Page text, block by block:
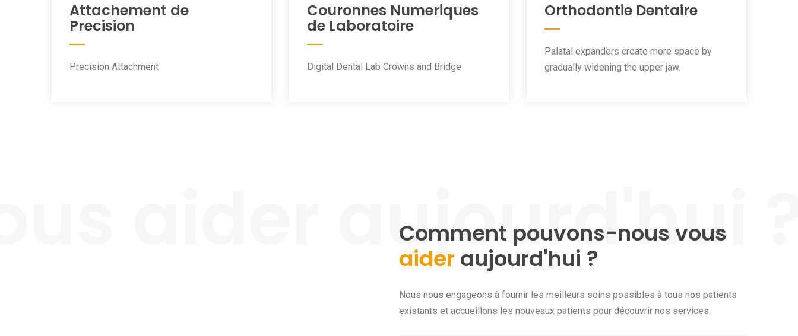
Attachement de
Precision
Precision Attachment
Couronnes Numeriques
de Laboratoire
Digital Dental Lab Crowns and Bridge
Orthodontie Dentaire
Palatal expanders create more space by
gradually widening the upper jaw.
Comment pouvons-nous vous
aider aujourd'hui ?
Nous nous engageons à fournir les meilleurs soins possibles à tous nos patients
existants et accueillons les nouveaux patients pour découvrir nos services.